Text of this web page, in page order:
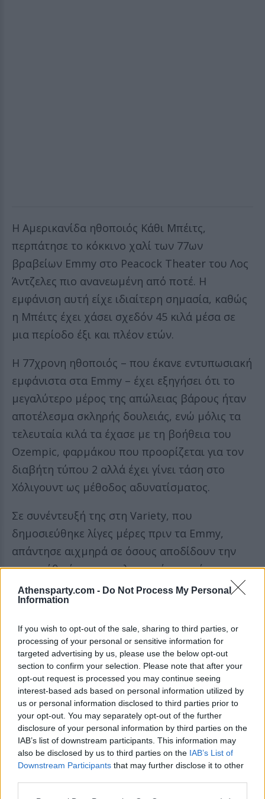
Athensparty.com - Do Not Process My Personal
Information
If you wish to opt-out of the sale, sharing to third parties, or
processing of your personal or sensitive information for
targeted advertising by us, please use the below opt-out
section to confirm your selection. Please note that after your
opt-out request is processed you may continue seeing
interest-based ads based on personal information utilized by
us or personal information disclosed to third parties prior to
your opt-out. You may separately opt-out of the further
disclosure of your personal information by third parties on the
IAB’s list of downstream participants. This information may
also be disclosed by us to third parties on the IAB’s List of
Downstream Participants that may further disclose it to other
Η Αμερικανίδα ηθοποιός Κάθι Μπέιτς,
περπάτησε το κόκκινο χαλί των 77ων
βραβείων Emmy στο Peacock Theater του Λος
Άντζελες πιο ανανεωμένη από ποτέ. Η
εμφάνιση αυτή είχε ιδιαίτερη σημασία, καθώς
η Μπέιτς έχει χάσει σχεδόν 45 κιλά μέσα σε
μια περίοδο έξι και πλέον ετών.
Η 77χρονη ηθοποιός – που έκανε εντυπωσιακή
εμφάνιστα στα Emmy – έχει εξηγήσει ότι το
μεγαλύτερο μέρος της απώλειας βάρους ήταν
αποτέλεσμα σκληρής δουλειάς, ενώ μόλις τα
τελευταία κιλά τα έχασε με τη βοήθεια του
Ozempic, φαρμάκου που προορίζεται για τον
διαβήτη τύπου 2 αλλά έχει γίνει τάση στο
Χόλιγουντ ως μέθοδος αδυνατίσματος.
Σε συνέντευξή της στη Variety, που
δημοσιεύθηκε λίγες μέρες πριν τα Emmy,
απάντησε αιχμηρά σε όσους αποδίδουν την
προσπάθειά της αποκλειστικά στο φάρμακο.
«Λένε: “Ε, ήταν το Ozempic”. Να πάνε στο
δι@λο, δεν ήταν μόνο το Ozempic! Μου πήρε
χρόνια για να τα καταφέρω», είπε
χαρακτηριστικά και εξήγησε ότι ο φόβος του
διαβήτη ήταν το καμπανάκι που την ανάγκασε
να αλλάξει ριζικά τη ζωή της.
Κάθι Μπέιτς
Η Κάθι Μπέιτς στα Emmy / REUTERS / David
Swanson
«Η διάγνωση με διαβήτη με τρόμαξε και με
έκανε να πάρω αποφάσεις. Όταν ήρθε το